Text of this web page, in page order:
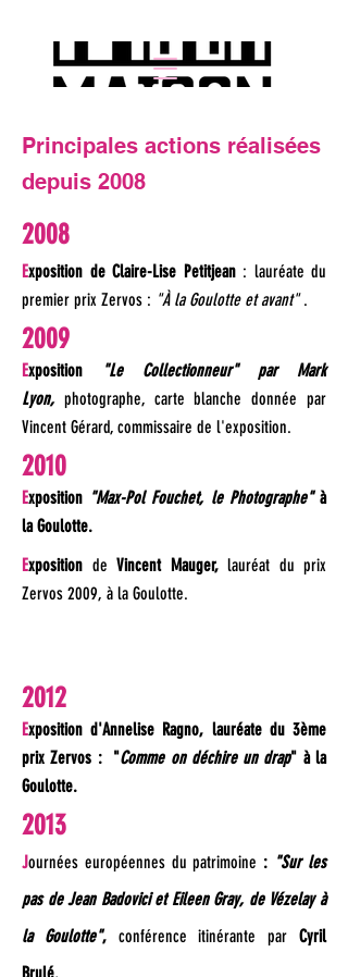
Principales actions réalisées
depuis 2008
2008
Exposition de Claire-Lise Petitjean: lauréate du
premier prix Zervos : "À la Goulotte et avant".
2009
Exposition
"Le Collectionneur" par Mark
Lyon, photographe, carte blanche donnée par
Vincent Gérard, commissaire de l'exposition.
2010
Exposition "Max-Pol Fouchet, le Photographe"à
la Goulotte.
Exposition de Vincent Mauger, lauréat du prix
Zervos 2009, à la Goulotte.
2012
Exposition d'Annelise Ragno, lauréate du 3ème
prix Zervos : "Comme on déchire un drap" à la
Goulotte.
2013
Journées européennes du patrimoine : "Sur les
pas de Jean Badovici et Eileen Gray, de Vézelay à
la Goulotte", conférence itinérante parCyril